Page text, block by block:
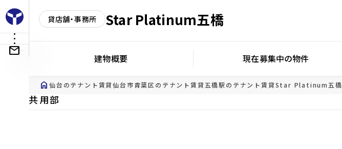
貸店舗・事務所 Star Platinum五橋
建物概要 現在募集中の物件
home 仙台のテナント賃貸仙台市青葉区のテナント賃貸五橋駅のテナント賃貸Star Platinum五橋
共用部